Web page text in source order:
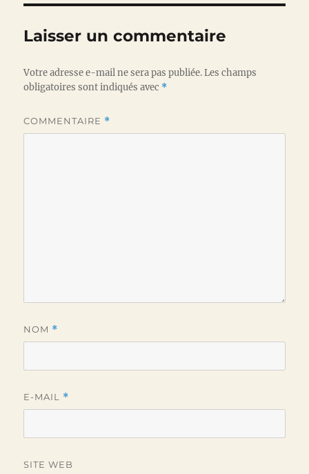
Laisser un commentaire
Votre adresse e-mail ne sera pas publiée. Les champs
obligatoires sont indiqués avec *
COMMENTAIRE *
NOM *
E-MAIL *
SITE WEB